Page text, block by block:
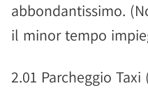
abbondantissimo.
il minor tempo
2.01 Parcheggio Taxi